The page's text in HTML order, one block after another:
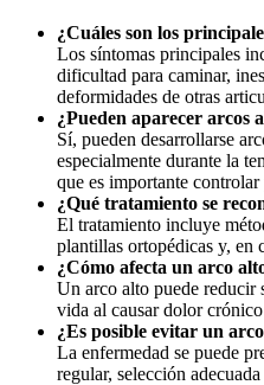
¿Cuáles son los
Los síntomas principales
dificultad para caminar,
deformidades de otras
¿Pueden aparecer arcos
Sí, pueden desarrollarse
especialmente durante la
que es importante
¿Qué tratamiento se
El tratamiento incluye
plantillas ortopédicas y, en
¿Cómo afecta un arco
Un arco alto puede reducir
vida al causar dolor
¿Es posible evitar un
La enfermedad se puede
regular, selección